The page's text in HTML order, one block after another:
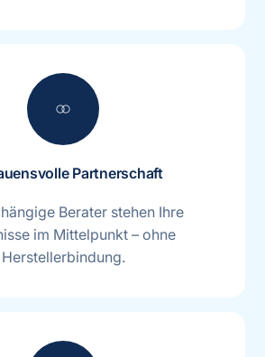
join
Partnerschaft
Berater stehen Ihre
im Mittelpunkt – ohne
Herstellerbindung.